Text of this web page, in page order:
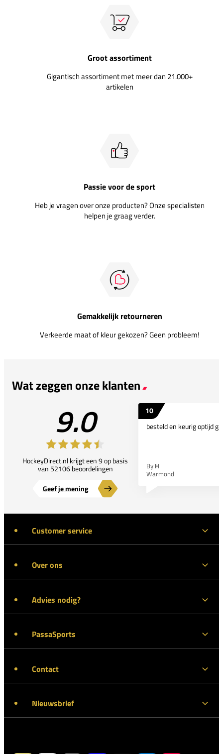
Groot assortiment
Gigantisch assortiment met meer dan 21.000+
artikelen
Passie voor de sport
Heb je vragen over onze producten? Onze specialisten
helpen je graag verder.
Gemakkelijk retourneren
Verkeerde maat of kleur gekozen? Geen probleem!
Wat zeggen onze klanten
9.0
HockeyDirect.nl krijgt een 9 op basis
van 52106 beoordelingen
Geef je mening
10
besteld en keurig optijd
By H
Warmond
Customer service
Over ons
Advies nodig?
PassaSports
Contact
Nieuwsbrief